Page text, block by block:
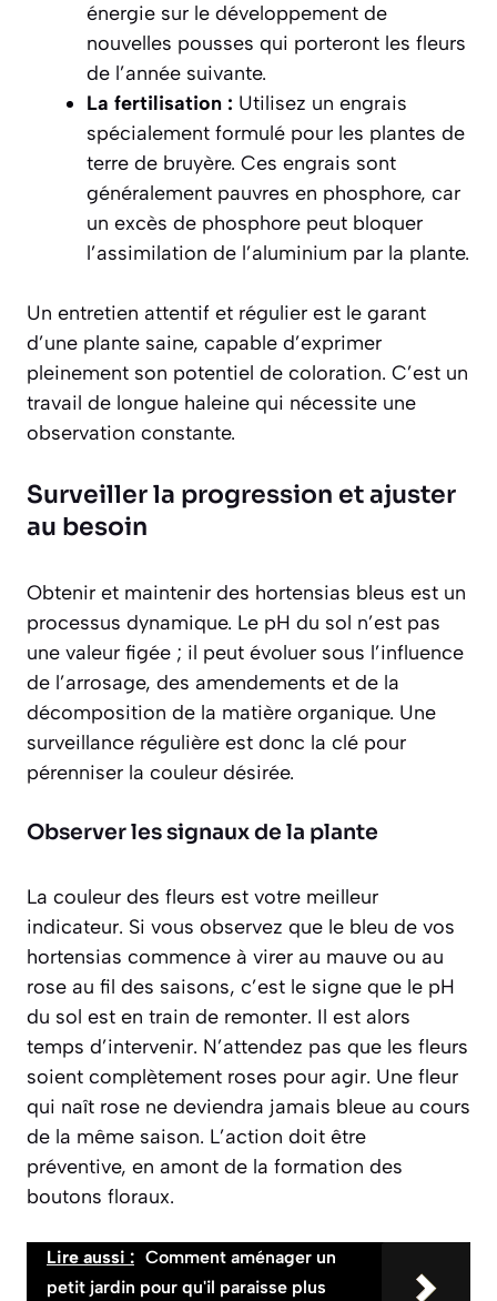
énergie sur le développement de
nouvelles pousses qui porteront les fleurs
de l’année suivante.
La fertilisation : Utilisez un engrais
spécialement formulé pour les plantes de
terre de bruyère. Ces engrais sont
généralement pauvres en phosphore, car
un excès de phosphore peut bloquer
l’assimilation de l’aluminium par la plante.
Un entretien attentif et régulier est le garant
d’une plante saine, capable d’exprimer
pleinement son potentiel de coloration. C’est un
travail de longue haleine qui nécessite une
observation constante.
Surveiller la progression et ajuster
au besoin
Obtenir et maintenir des hortensias bleus est un
processus dynamique. Le pH du sol n’est pas
une valeur figée ; il peut évoluer sous l’influence
de l’arrosage, des amendements et de la
décomposition de la matière organique. Une
surveillance régulière est donc la clé pour
pérenniser la couleur désirée.
Observer les signaux de la plante
La couleur des fleurs est votre meilleur
indicateur. Si vous observez que le bleu de vos
hortensias commence à virer au mauve ou au
rose au fil des saisons, c’est le signe que le pH
du sol est en train de remonter. Il est alors
temps d’intervenir. N’attendez pas que les fleurs
soient complètement roses pour agir. Une fleur
qui naît rose ne deviendra jamais bleue au cours
de la même saison. L’action doit être
préventive, en amont de la formation des
boutons floraux.
Lire aussi : Comment aménager un
petit jardin pour qu'il paraisse plus